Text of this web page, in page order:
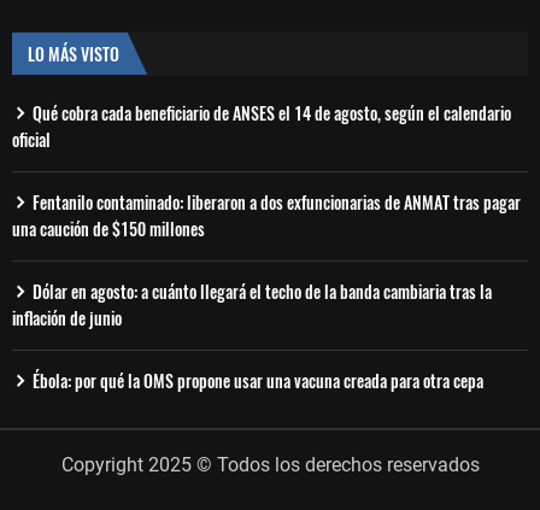
LO MÁS VISTO
Qué cobra cada beneficiario de ANSES el 14 de agosto, según el calendario
oficial
Fentanilo contaminado: liberaron a dos exfuncionarias de ANMAT tras pagar
una caución de $150 millones
Dólar en agosto: a cuánto llegará el techo de la banda cambiaria tras la
inflación de junio
Ébola: por qué la OMS propone usar una vacuna creada para otra cepa
Copyright 2025 © Todos los derechos reservados